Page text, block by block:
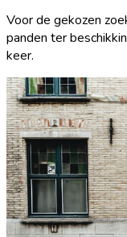
Voor de gekozen
panden ter
keer.